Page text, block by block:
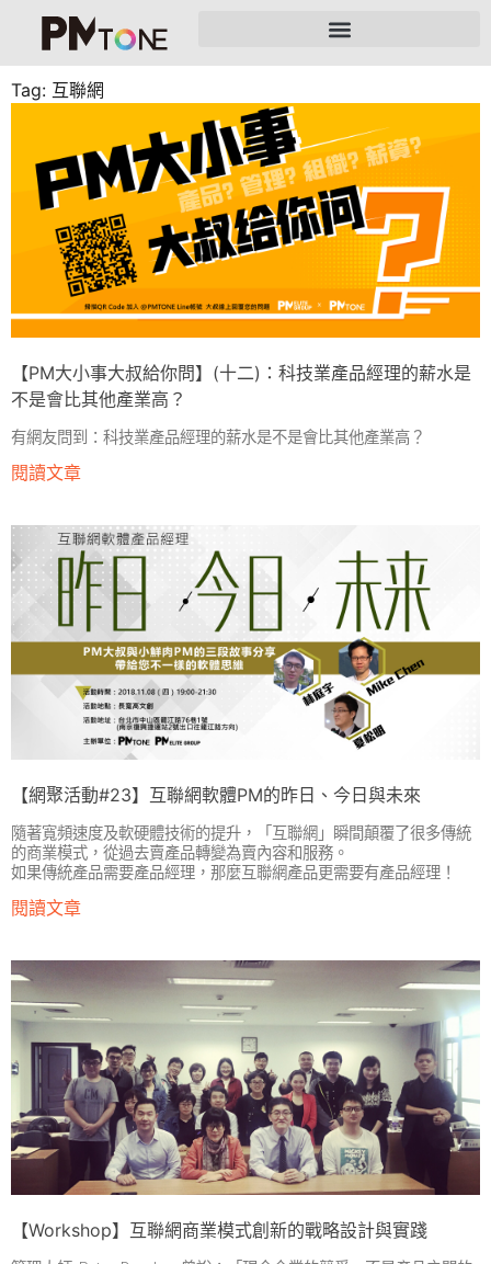
Tag: 互聯網
【PM大小事大叔給你問】(十二)：科技業產品經理的薪水是
不是會比其他產業高？
有網友問到：科技業產品經理的薪水是不是會比其他產業高？
閱讀文章
【網聚活動#23】互聯網軟體PM的昨日、今日與未來
隨著寬頻速度及軟硬體技術的提升，「互聯網」瞬間顛覆了很多傳統
的商業模式，從過去賣產品轉變為賣內容和服務。
如果傳統產品需要產品經理，那麼互聯網產品更需要有產品經理！
閱讀文章
【Workshop】互聯網商業模式創新的戰略設計與實踐